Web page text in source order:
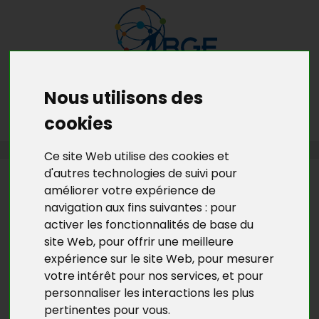
Nous utilisons des
cookies
Ce site Web utilise des cookies et
d'autres technologies de suivi pour
améliorer votre expérience de
navigation aux fins suivantes : pour
activer les fonctionnalités de base du
site Web, pour offrir une meilleure
expérience sur le site Web, pour mesurer
votre intérêt pour nos services,et pour
personnaliser les interactions les plus
pertinentes pour vous.
MENU MON RDV GRATUIT
ACCUEIL> L’ACTU DE BGE YVELINES L’ACTU DE LA COUVEUSE 78
L’ACTU DE BGE YVELINES
RÉUNIONS D'INFORMATION
COLLECTIVES DE LA COUVEUSE.
Tous les mois, une réunion d’information
gratuiteanimée par un consultant de la Couveuse
d’entreprises